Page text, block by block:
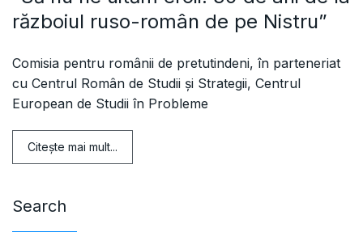
războiul ruso-român de pe Nistru”
Comisia pentru românii de pretutindeni, în parteneriat
cu Centrul Român de Studii și Strategii, Centrul
European de Studii în Probleme
Citeşte mai mult...
Search